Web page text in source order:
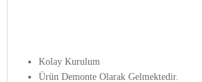
Kolay Kurulum
Ürün Demonte Olarak Gelmektedir.